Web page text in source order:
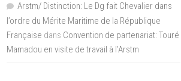
Arstm/ Distinction: Le Dg fait Chevalier dans
l’ordre du Mérite Maritime de la République
Française dans Convention de partenariat: Touré
Mamadou en visite de travail à l’Arstm